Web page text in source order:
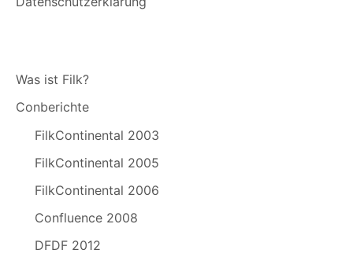
Was ist Filk?
Conberichte
FilkContinental 2003
FilkContinental 2005
FilkContinental 2006
Confluence 2008
DFDF 2012